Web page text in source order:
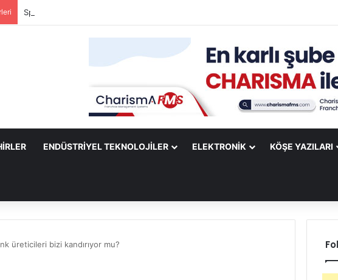
Spotify Mobile Uygulamasına Yeni Özellikler Ekliyor
ENDÜSTRIYEL TEKNOLOJILER ELEKTRONIK KÖŞE YAZILARI
üreticileri bizi kandırıyor mu?